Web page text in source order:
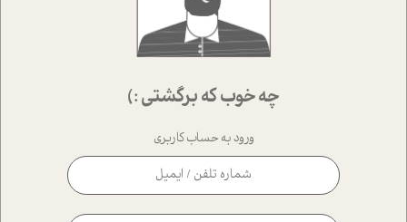
چه خوب که برگشتی :)
ورود به حساب کاربری